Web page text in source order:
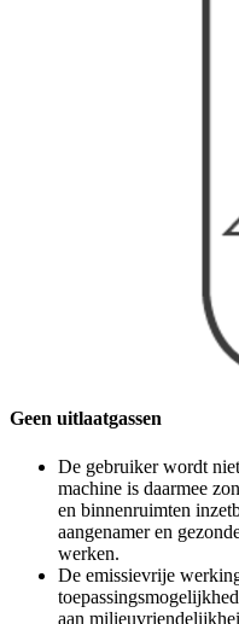
Geen uitlaatgassen
De gebruiker wordt
machine is daarmee
en binnenruimten
aangenamer en
werken.
De emissievrije
aan